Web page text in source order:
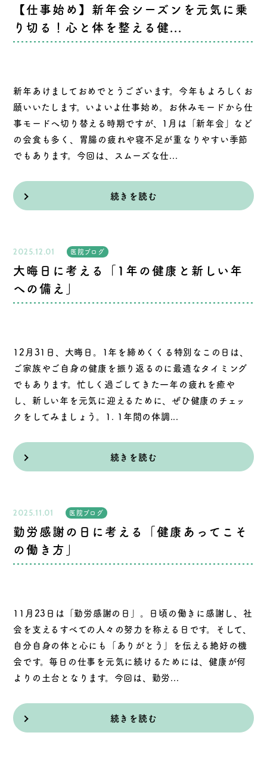
【仕事始め】新年会シーズンを元気に乗
り切る！心と体を整える健...
新年あけましておめでとうございます。今年もよろしくお
願いいたします。いよいよ仕事始め。お休みモードから仕
事モードへ切り替える時期ですが、1月は「新年会」など
の会食も多く、胃腸の疲れや寝不足が重なりやすい季節
でもあります。今回は、スムーズな仕...
続きを読む
2025.12.01 医院ブログ
大晦日に考える「1年の健康と新しい年
への備え」
12月31日、大晦日。1年を締めくくる特別なこの日は、
ご家族やご自身の健康を振り返るのに最適なタイミング
でもあります。忙しく過ごしてきた一年の疲れを癒や
し、新しい年を元気に迎えるために、ぜひ健康のチェッ
クをしてみましょう。1. 1年間の体調...
続きを読む
2025.11.01 医院ブログ
勤労感謝の日に考える「健康あってこそ
の働き方」
11月23日は「勤労感謝の日」。日頃の働きに感謝し、社
会を支えるすべての人々の努力を称える日です。そして、
自分自身の体と心にも「ありがとう」を伝える絶好の機
会です。毎日の仕事を元気に続けるためには、健康が何
よりの土台となります。今回は、勤労...
続きを読む